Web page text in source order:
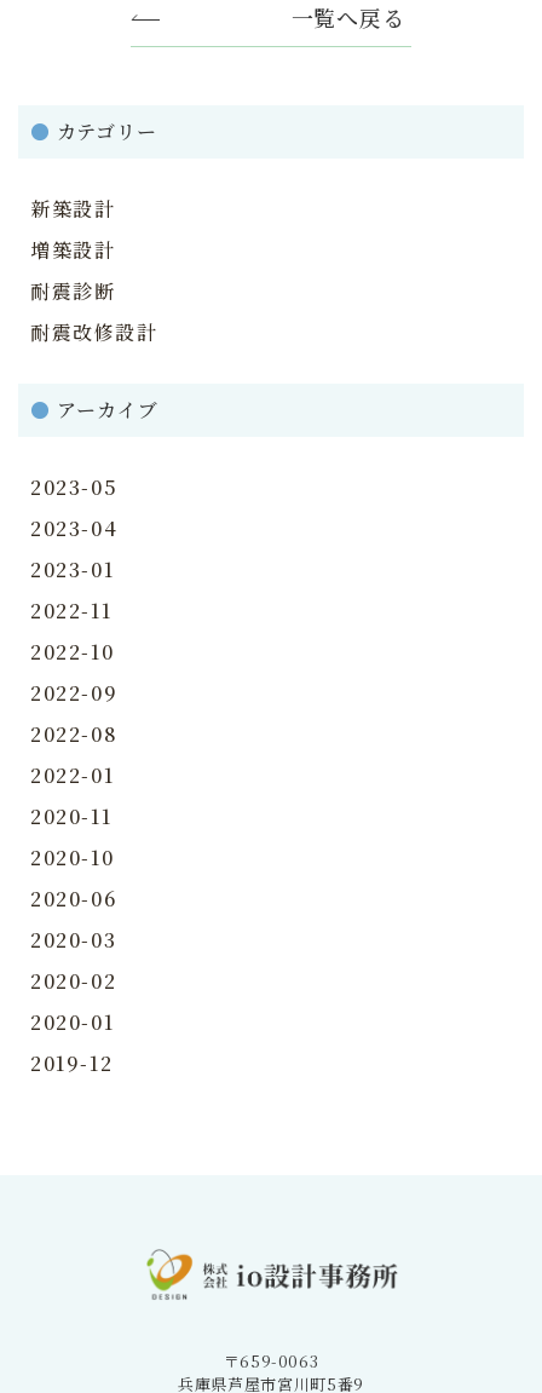
一覧へ戻る
● カテゴリー
新築設計
増築設計
耐震診断
耐震改修設計
● アーカイブ
2023-05
2023-04
2023-01
2022-11
2022-10
2022-09
2022-08
2022-01
2020-11
2020-10
2020-06
2020-03
2020-02
2020-01
2019-12
〒659-0063
兵庫県芦屋市宮川町5番9